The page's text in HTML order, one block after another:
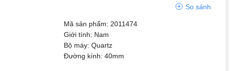
So sánh
Mã sản phẩm: 2011474
Giới tính: Nam
Bộ máy: Quartz
Đường kính: 40mm